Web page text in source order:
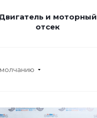
и моторный
отсек